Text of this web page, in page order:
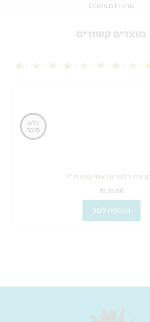
מדיניות משלוחים
מוצרים קשורים
זית בלנד קלאסי 100 מ"ל
₪ 25.00
הוספה לסל